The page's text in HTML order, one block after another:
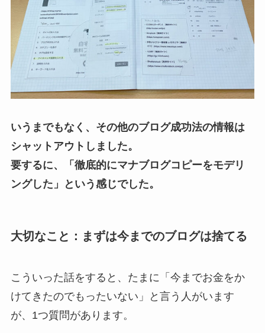
いうまでもなく、その他のブログ成功法の情報は
シャットアウトしました。
要するに、「徹底的にマナブログコピーをモデリ
ングした」という感じでした。
大切なこと：まずは今までのブログは捨てる
こういった話をすると、たまに「今までお金をか
けてきたのでもったいない」と言う人がいます
が、1つ質問があります。